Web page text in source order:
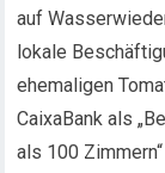
auf
lokale
ehemaligen
CaixaBank als
als 100